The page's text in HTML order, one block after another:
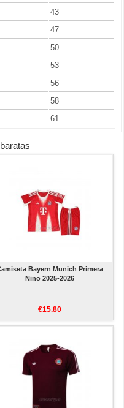
43
47
50
53
56
58
61
Bayern Munich Primera
Nino 2025-2026
€15.80